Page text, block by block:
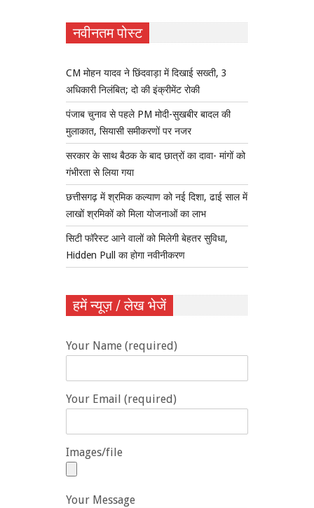
नवीनतम पोस्ट
CM मोहन यादव ने छिंदवाड़ा में दिखाई सख्ती, 3
अधिकारी निलंबित; दो की इंक्रीमेंट रोकी
पंजाब चुनाव से पहले PM मोदी-सुखबीर बादल की
मुलाकात, सियासी समीकरणों पर नजर
सरकार के साथ बैठक के बाद छात्रों का दावा- मांगों को
गंभीरता से लिया गया
छत्तीसगढ़ में श्रमिक कल्याण को नई दिशा, ढाई साल में
लाखों श्रमिकों को मिला योजनाओं का लाभ
सिटी फॉरेस्ट आने वालों को मिलेगी बेहतर सुविधा,
Hidden Pull का होगा नवीनीकरण
हमें न्यूज़ / लेख भेजें
Your Name (required)
Your Email (required)
Images/file
Your Message